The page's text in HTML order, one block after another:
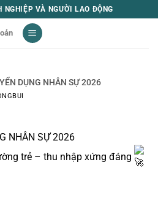
NGHIỆP VÀ NGƯỜI LAO ĐỘNG
DỤNG NHÂN SỰ 2026
NHÂN SỰ 2026
trẻ – thu nhập xứng đáng